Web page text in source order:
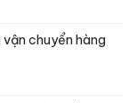
chuyển hàng